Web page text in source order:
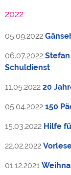
2022
05.09.2022
06.07.2022
Schuldienst
11.05.2022 20
05.04.2022 150
15.03.2022 Hilfe
22.02.2022
01.12.2021